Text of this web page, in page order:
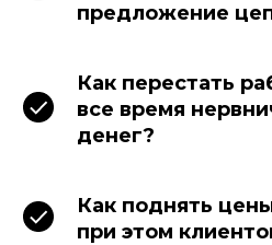
предложение
Как перестать
все время
денег?
Как поднять
при этом